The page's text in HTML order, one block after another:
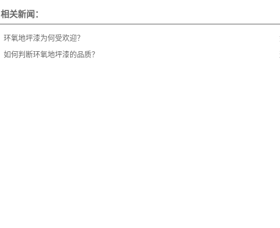
相关新闻：
环氧地坪漆为何受欢迎？
如何判断环氧地坪漆的品质？